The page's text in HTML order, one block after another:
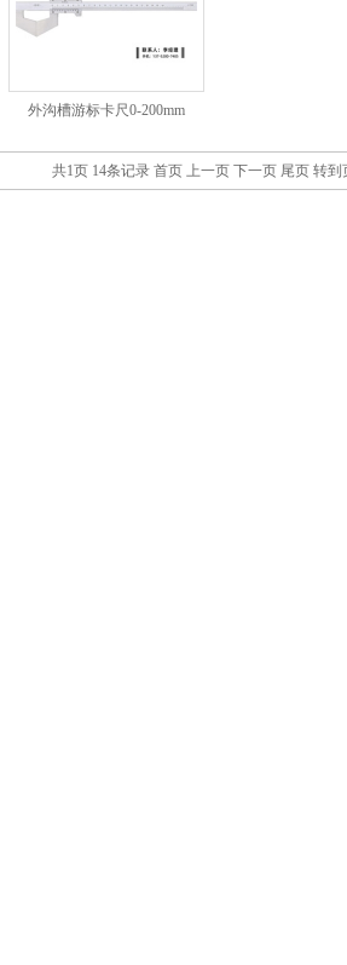
外沟槽游标卡尺0-200mm
共1页 14条记录 首页 上一页 下一页 尾页转到